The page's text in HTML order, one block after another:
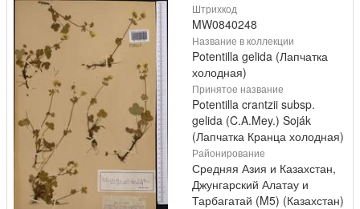
Штрихкод
MW0840248
Название в коллекции
Potentilla gelida (Лапчатка
холодная)
Принятое название
Potentilla crantzii subsp.
gelida (C.A.Mey.) Soják
(Лапчатка Кранца холодная)
Районирование
Средняя Азия и Казахстан,
Джунгарский Алатау и
Тарбагатай (M5) (Казахстан)